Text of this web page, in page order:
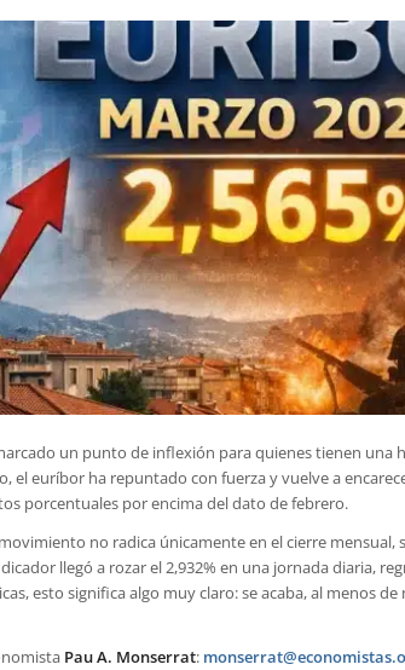
un punto de inflexión para quienes tienen una
el euríbor ha repuntado con fuerza y vuelve a
porcentuales por encima del dato de febrero.
no radica únicamente en el cierre
llegó a rozar el 2,932% en una jornada diaria,
esto significa algo muy claro: se acaba, al menos
Pau A. Monserrat: